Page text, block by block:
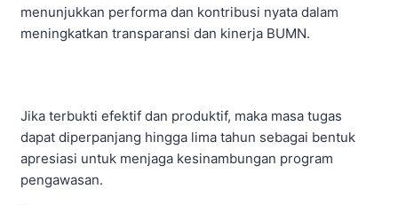
menunjukkan performa dan kontribusi nyata dalam
meningkatkan transparansi dan kinerja BUMN.
Jika terbukti efektif dan produktif, maka masa tugas
dapat diperpanjang hingga lima tahun sebagai bentuk
apresiasi untuk menjaga kesinambungan program
pengawasan.